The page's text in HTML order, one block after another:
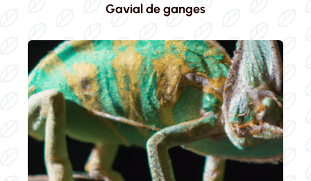
Gavial de ganges